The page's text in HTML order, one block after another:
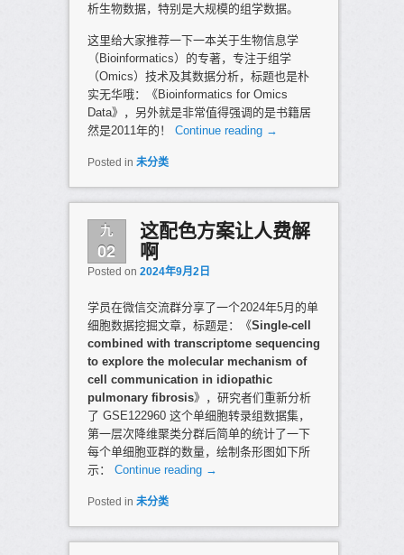
析生物数据，特别是大规模的组学数据。
这里给大家推荐一下一本关于生物信息学
（Bioinformatics）的专著，专注于组学
（Omics）技术及其数据分析，标题也是朴
实无华哦：《Bioinformatics for Omics
Data》，另外就是非常值得强调的是书籍居
然是2011年的！ Continue reading →
Posted in 未分类
九
02
这配色方案让人费解
啊
Posted on 2024年9月2日
学员在微信交流群分享了一个2024年5月的单
细胞数据挖掘文章，标题是：《Single-cell
combined with transcriptome sequencing
to explore the molecular mechanism of
cell communication in idiopathic
pulmonary fibrosis》，研究者们重新分析
了 GSE122960 这个单细胞转录组数据集，
第一层次降维聚类分群后简单的统计了一下
每个单细胞亚群的数量，绘制条形图如下所
示： Continue reading →
Posted in 未分类